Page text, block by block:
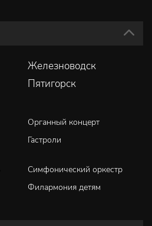
Железноводск
Пятигорск
Органный концерт
Гастроли
Симфонический оркестр
Филармония детям